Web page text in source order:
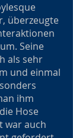
überzeugte
Seine
als sehr
und einmal
ihm
Hose
war auch